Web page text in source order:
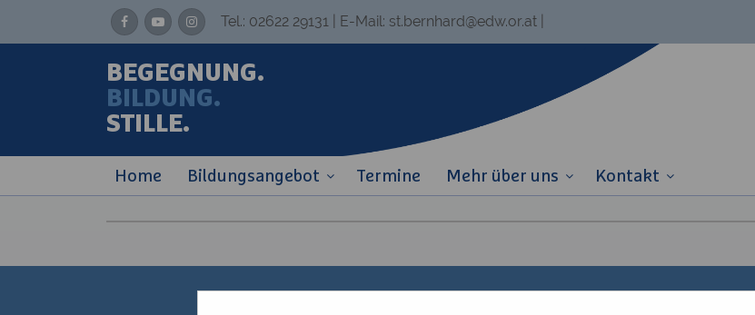
Tel.: 02622 29131 | E-Mail: st.bernhard@edw.or.at
BEGEGNUNG.
BILDUNG.
STILLE.
Home Bildungsangebot Termine Mehr über uns Kontakt